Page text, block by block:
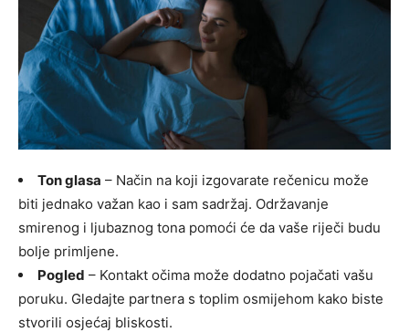
Ton glasa – Način na koji izgovarate rečenicu može
biti jednako važan kao i sam sadržaj. Održavanje
smirenog i ljubaznog tona pomoći će da vaše riječi budu
bolje primljene.
Pogled – Kontakt očima može dodatno pojačati vašu
poruku. Gledajte partnera s toplim osmijehom kako biste
stvorili osjećaj bliskosti.